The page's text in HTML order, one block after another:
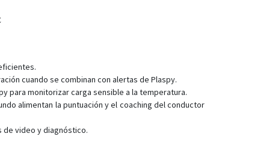
cuando se combinan con alertas de Plaspy.
para monitorizar carga sensible a la temperatura.
alimentan la puntuación y el coaching del conductor
de video y diagnóstico.